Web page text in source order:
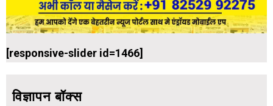
[responsive-slider id=1466]
विज्ञापन बॉक्स